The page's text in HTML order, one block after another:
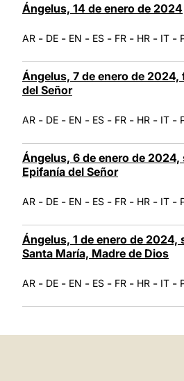
Ángelus, 14 de enero de 2024
AR - DE - EN - ES - FR - HR - IT -
Ángelus, 7 de enero de
del Señor
AR - DE - EN - ES - FR - HR - IT -
Ángelus, 6 de enero de 2024,
Epifanía del Señor
AR - DE - EN - ES - FR - HR - IT -
Ángelus, 1 de enero de 2024,
Santa María, Madre de Dios
AR - DE - EN - ES - FR - HR - IT -